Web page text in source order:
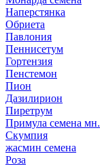
Наперстянка
Обриета
Павлония
Пеннисетум
Гортензия
Пенстемон
Пион
Дазилирион
Пиретрум
Примула семена мн.
Скумпия
жасмин семена
Роза